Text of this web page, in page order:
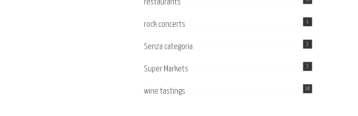
restaurants
rock concerts 1
Senza categoria 3
Super Markets 3
wine tastings 18